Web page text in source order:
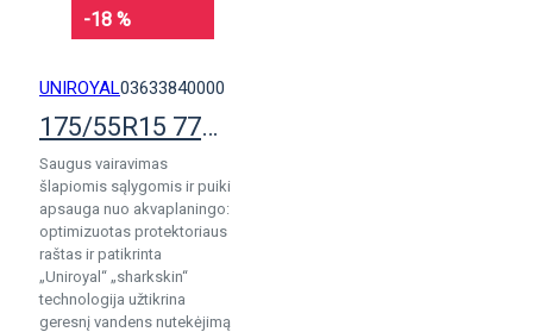
-18 %
UNIROYAL03633840000
175/55R15 77T Uniroyal AllSeasonExpert 2
Saugus vairavimas
šlapiomis sąlygomis ir puiki
apsauga nuo akvaplaningo:
optimizuotas protektoriaus
raštas ir patikrinta
„Uniroyal“ „sharkskin“
technologija užtikrina
geresnį vandens nutekėjimą